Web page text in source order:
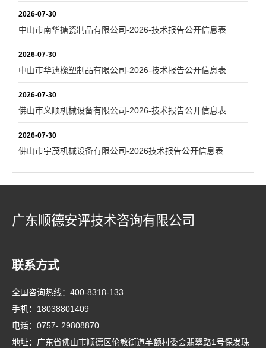
2026-07-30
中山市南华搪瓷制品有限公司-2026-技术报告公开信息表
2026-07-30
中山市华迪橡塑制品有限公司-2026-技术报告公开信息表
2026-07-30
佛山市义顺机械设备有限公司-2026-技术报告公开信息表
2026-07-30
佛山市宇茂机械设备有限公司-2026技术报告公开信息表
广东顺德安评技术咨询有限公司
联系方式
全国咨询热线： 400-8318-133
手机： 18038801409
电话： 0757- 29808870
地址：广东省佛山市顺德区伦教街道羊额村委会翡翠路1号保发珠